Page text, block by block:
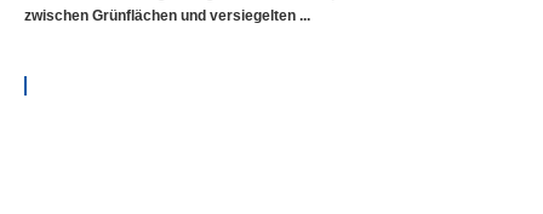
zwischen Grünflächen und versiegelten ...